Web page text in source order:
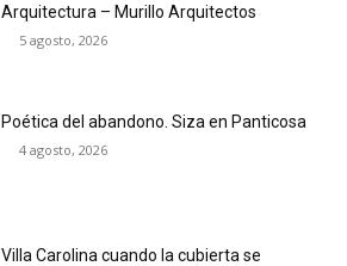
Arquitectura – Murillo Arquitectos
5 agosto, 2026
Poética del abandono. Siza en Panticosa
4 agosto, 2026
Villa Carolina cuando la cubierta se